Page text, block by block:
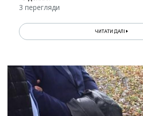
3 перегляди
ЧИТАТИ ДАЛІ